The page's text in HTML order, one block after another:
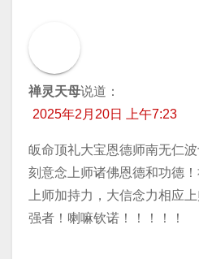
禅灵天母说道：
2025年2月20日 上午7:23
皈命顶礼大宝恩德师南无仁
刻意念上师诸佛恩德和功德
上师加持力，大信念力相应
强者！喇嘛钦诺！！！！！